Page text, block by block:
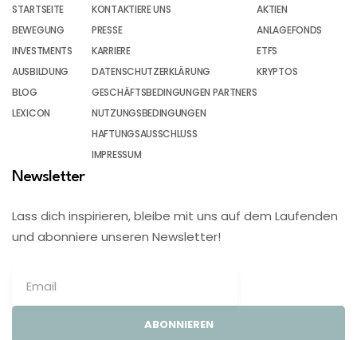
STARTSEITE
BEWEGUNG
INVESTMENTS
AUSBILDUNG
BLOG
LEXICON
KONTAKTIERE UNS
PRESSE
KARRIERE
DATENSCHUTZERKLÄRUNG
GESCHÄFTSBEDINGUNGEN PARTNERS
NUTZUNGSBEDINGUNGEN
HAFTUNGSAUSSCHLUSS
IMPRESSUM
AKTIEN
ANLAGEFONDS
ETFS
KRYPTOS
Newsletter
Lass dich inspirieren, bleibe mit uns auf dem Laufenden
und abonniere unseren Newsletter!
ABONNIEREN